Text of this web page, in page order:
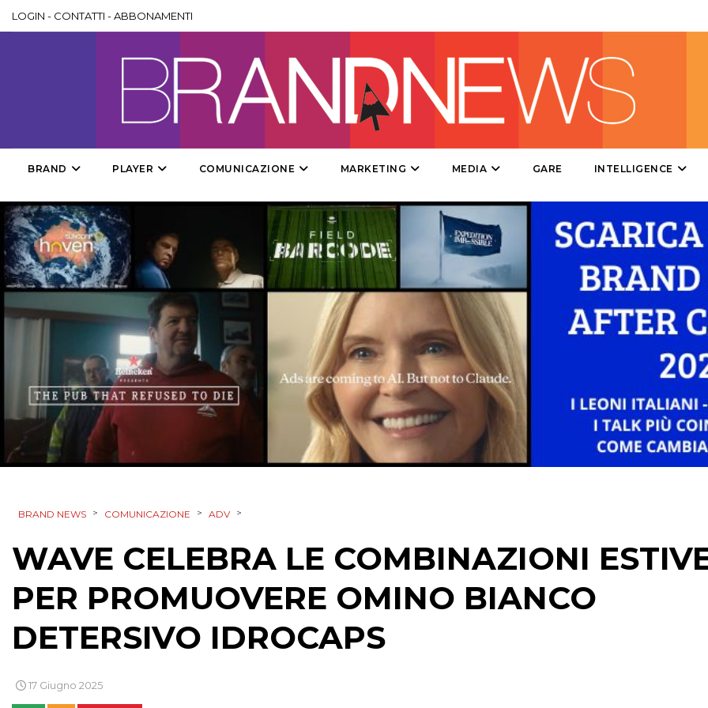
DATI
RICERCHE
NORMATIVE
TREND
CASE HISTORY
OPINIONI
LOGIN - CONTATTI -ABBONAMENTI
BRAND PLAYER COMUNICAZIONE MARKETING MEDIA GARE INTELLIGENCE
BRAND NEWS > COMUNICAZIONE > ADV >
WAVE CELEBRA LE COMBINAZIONI
PER PROMUOVERE OMINO BIANCO
DETERSIVO IDROCAPS
17 Giugno 2025